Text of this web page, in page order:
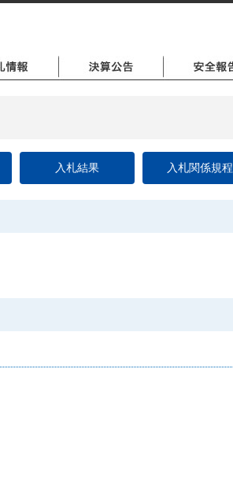
入札結果 入札関係規程